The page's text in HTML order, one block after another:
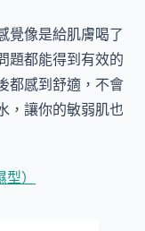
覺像是給肌膚喝了
題都能得到有效的
都感到舒適，不會
，讓你的敏弱肌也
）